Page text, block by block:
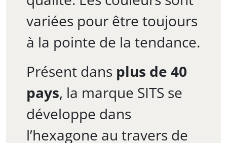
variées pour être toujours
à la pointe de la tendance.
Présent dans plus de 40
pays, la marque SITS se
développe dans
l’hexagone au travers de